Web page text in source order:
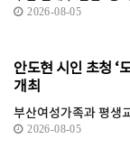
2026-08-05
안도현 시인 초청 ‘
개최
부산여성가족과 평생
2026-08-05